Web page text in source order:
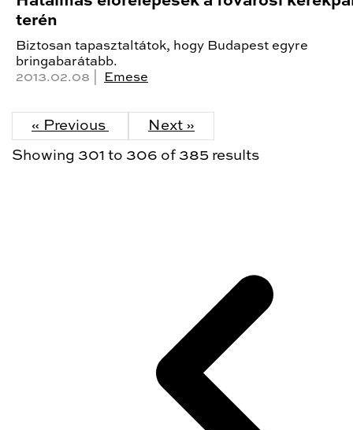
terén
Biztosan tapasztaltátok, hogy Budapest egyre
bringabarátabb.
2013.02.08 |
Emese
« Previous Next »
Showing 301 to 306 of 385 results